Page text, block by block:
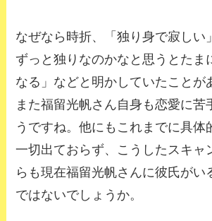
なぜなら時折、「独り身で寂しい
ずっと独りなのかなと思うとたま
なる」などと明かしていたことが
また福留光帆さん自身も恋愛に苦
うですね。他にもこれまでに具体
一切出ておらず、こうしたスキャ
らも現在福留光帆さんに彼氏がい
ではないでしょうか。